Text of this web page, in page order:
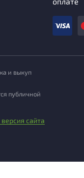
и выкуп
публичной
сайта